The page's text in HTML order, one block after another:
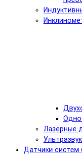
Лазерные
Датчики систем